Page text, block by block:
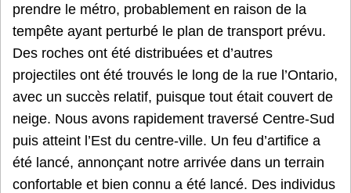
prendre le métro, probablement en raison de la
tempête ayant perturbé le plan de transport prévu.
Des roches ont été distribuées et d’autres
projectiles ont été trouvés le long de la rue l’Ontario,
avec un succès relatif, puisque tout était couvert de
neige. Nous avons rapidement traversé Centre-Sud
puis atteint l’Est du centre-ville. Un feu d’artifice a
été lancé, annonçant notre arrivée dans un terrain
confortable et bien connu a été lancé. Des individus